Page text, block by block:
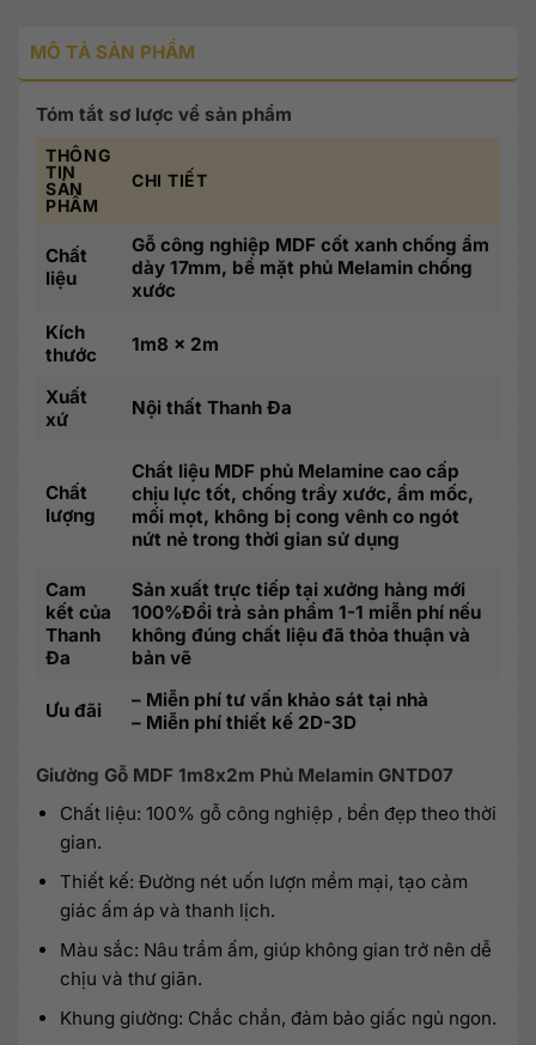
MÔ TẢ SẢN PHẨM
Tóm tắt sơ lược về sản phẩm
THÔNG
TIN
SẢN
PHẨM
CHI TIẾT
Chất
liệu
Gỗ công nghiệp MDF cốt xanh chống ẩm
dày 17mm, bề mặt phủ Melamin chống
xước
Kích
thước
1m8 x 2m
Xuất
xứ
Nội thất Thanh Đa
Chất
lượng
Chất liệu MDF phủ Melamine cao cấp
chịu lực tốt, chống trầy xước, ẩm mốc,
mối mọt, không bị cong vênh co ngót
nứt nẻ trong thời gian sử dụng
Cam
kết của
Thanh
Đa
Sản xuất trực tiếp tại xưởng hàng mới
100%Đổi trả sản phẩm 1-1 miễn phí nếu
không đúng chất liệu đã thỏa thuận và
bản vẽ
Ưu đãi
– Miễn phí tư vấn khảo sát tại nhà
– Miễn phí thiết kế 2D-3D
Giường Gỗ MDF 1m8x2m Phủ Melamin GNTD07
Chất liệu: 100% gỗ công nghiệp , bền đẹp theo thời
gian.
Thiết kế: Đường nét uốn lượn mềm mại, tạo cảm
giác ấm áp và thanh lịch.
Màu sắc: Nâu trầm ấm, giúp không gian trở nên dễ
chịu và thư giãn.
Khung giường: Chắc chắn, đảm bảo giấc ngủ ngon.